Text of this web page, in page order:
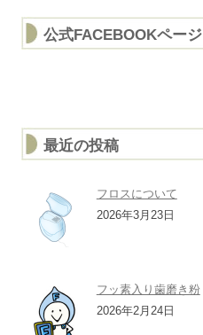
公式FACEBOOKページ
最近の投稿
フロスについて
2026年3月23日
フッ素入り歯磨き粉
2026年2月24日